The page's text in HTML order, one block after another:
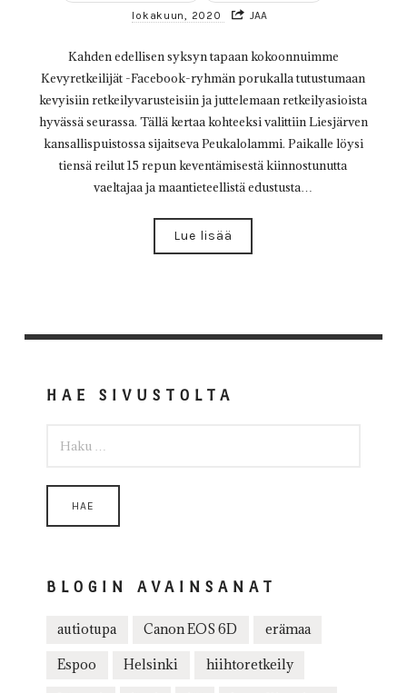
lokakuun, 2020
JAA
Kahden edellisen syksyn tapaan kokoonnuimme
Kevyretkeilijät -Facebook-ryhmän porukalla tutustumaan
kevyisiin retkeilyvarusteisiin ja juttelemaan retkeilyasioista
hyvässä seurassa. Tällä kertaa kohteeksi valittiin Liesjärven
kansallispuistossa sijaitseva Peukalolammi. Paikalle löysi
tiensä reilut 15 repun keventämisestä kiinnostunutta
vaeltajaa ja maantieteellistä edustusta…
Lue lisää
HAE SIVUSTOLTA
BLOGIN AVAINSANAT
autiotupa Canon EOS 6D erämaa
Espoo Helsinki hiihtoretkeily